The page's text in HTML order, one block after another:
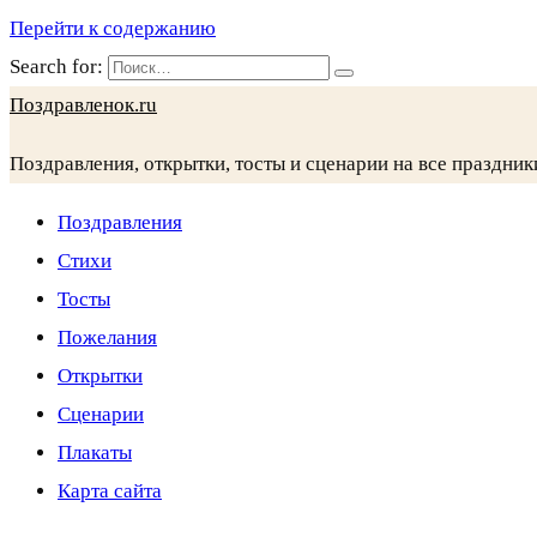
Перейти к содержанию
Search for:
Поздравленок.ru
Поздравления, открытки, тосты и сценарии на все
Поздравления
Стихи
Тосты
Пожелания
Открытки
Сценарии
Плакаты
Карта сайта